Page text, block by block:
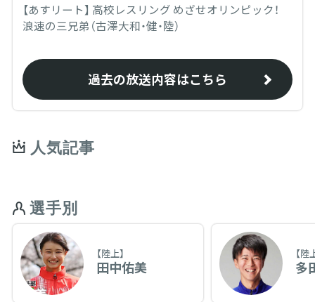
【あすリート】 高校レスリング めざせオリンピック！
浪速の三兄弟（古澤大和・健・陸）
過去の放送内容はこちら
人気記事
選手別
【陸上】
田中佑美
【陸
多